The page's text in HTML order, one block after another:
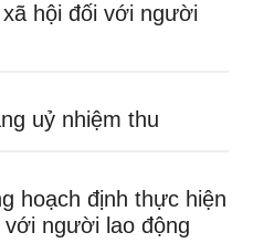
hội đối với người
uỷ nhiệm thu
hoạch định thực hiện
người lao động